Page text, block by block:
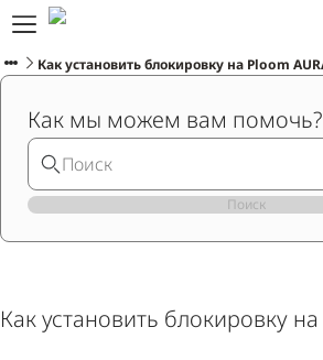
Про Ploom Aura
Заказать онлайн
Помощь и поддержка
Как установить блокировку на Ploom
Как мы можем вам помочь?
Поиск
Как установить блокировку